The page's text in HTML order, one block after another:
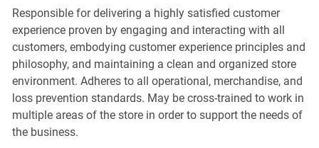
Responsible for delivering a highly satisfied customer
experience proven by engaging and interacting with all
customers, embodying customer experience principles and
philosophy, and maintaining a clean and organized store
environment. Adheres to all operational, merchandise, and
loss prevention standards. May be cross-trained to work in
multiple areas of the store in order to support the needs of
the business.